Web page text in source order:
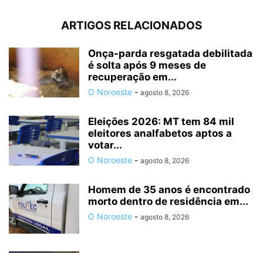
ARTIGOS RELACIONADOS
Onça-parda resgatada debilitada
é solta após 9 meses de
recuperação em...
O Noroeste - agosto 8, 2026
Eleições 2026: MT tem 84 mil
eleitores analfabetos aptos a
votar...
O Noroeste - agosto 8, 2026
Homem de 35 anos é encontrado
morto dentro de residência em...
O Noroeste - agosto 8, 2026